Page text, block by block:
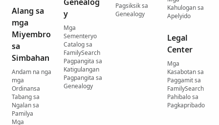
Alang sa
mga
Miyembro
sa
Simbahan
Andam na nga
mga
Ordinansa
Tabang sa
Ngalan sa
Pamilya
Mga
y
Mga
Sementeryo
Catalog sa
FamilySearch
Pagpangita sa
Katigulangan
Pagpangita sa
Genealogy
Pagsiksik sa
Genealogy
Kahulogan sa
Apelyido
Legal
Center
Mga
Kasabotan sa
Paggamit sa
FamilySearch
Pahibalo sa
Pagkapribado